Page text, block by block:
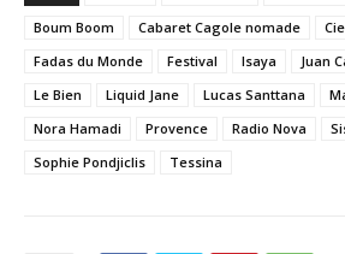
Boum Boom
Cabaret Cagole nomade
Fadas du Monde
Festival Isaya Juan
Le Bien
Liquid Jane Lucas Santtana
Nora Hamadi
Provence Radio Nova
Sophie Pondjiclis
Tessina